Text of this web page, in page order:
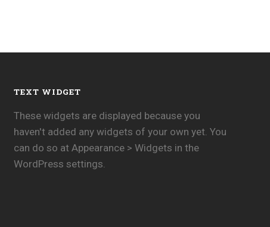
TEXT WIDGET
These widgets are displayed because you
haven't added any widgets of your own yet. You
can do so at Appearance > Widgets in the
WordPress settings.